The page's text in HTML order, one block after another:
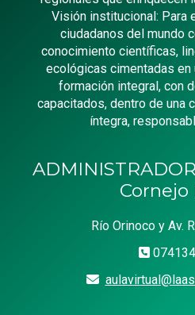
Visión institucional: Para
ciudadanos del mundo
conocimiento científicas,
ecológicas cimentadas en
formación integral, con
capacitados, dentro de una
íntegra,
Cornejo
Río Orinoco y Av.